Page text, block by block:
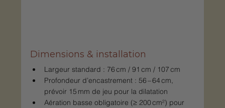
Dimensions & installation
Largeur standard : 76 cm / 91 cm / 107 cm
Profondeur d’encastrement : 56 – 64 cm,
prévoir 15 mm de jeu pour la dilatation
Aération basse obligatoire (≥ 200 cm²) pour